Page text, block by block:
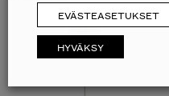
EVÄSTEASETUKSET
HYVÄKSY